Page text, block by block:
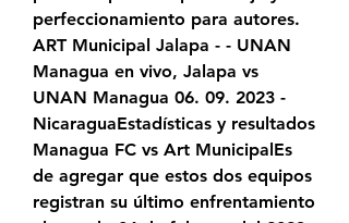
perfeccionamiento para autores.
ART Municipal Jalapa - - UNAN
Managua en vivo, Jalapa vs
UNAN Managua 06. 09. 2023 -
NicaraguaEstadísticas y resultados
Managua FC vs Art MunicipalEs
de agregar que estos dos equipos
registran su último enfrentamiento